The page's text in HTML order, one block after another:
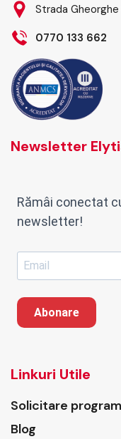
Strada
0770 133 662
Newsletter
Rămâi conectat
newsletter!
Abonare
Linkuri Utile
Solicitare
Blog